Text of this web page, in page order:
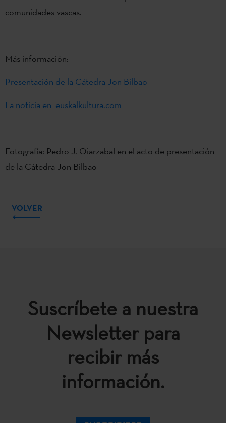
comunidades vascas.
Más información:
Presentación de la Cátedra Jon Bilbao
La noticia en euskalkultura.com
Fotografía: Pedro J. Oiarzabal en el acto de presentación
de la Cátedra Jon Bilbao
VOLVER
Suscríbete a nuestra
Newsletter para
recibir más
información.